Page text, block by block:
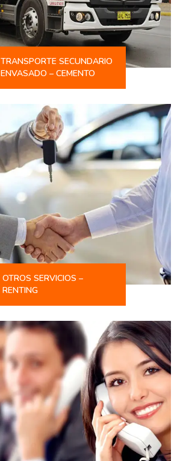
TRANSPORTE SECUNDARIO
ENVASADO – CEMENTO
OTROS SERVICIOS –
RENTING